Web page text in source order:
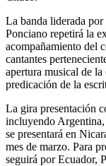
La banda liderada
Ponciano repetirá la
acompañamiento del
cantantes
apertura musical de la
predicación de la
La gira presentación
incluyendo
se presentará en
mes de marzo. Para
seguirá por Ecuador,